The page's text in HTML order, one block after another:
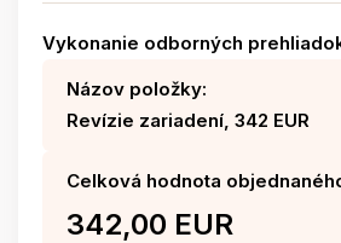
Vykonanie odborných
Názov položky:
Revízie zariadení, 342 EUR
Celková hodnota
342,00 EUR